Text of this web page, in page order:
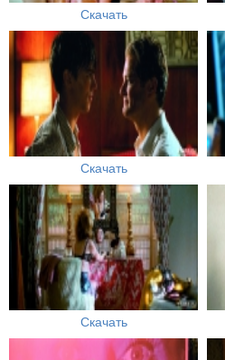
Скачать
Скачать
Скачать